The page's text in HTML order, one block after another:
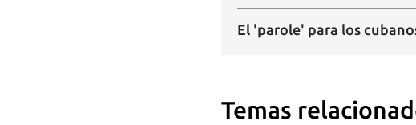
El 'parole' para los
Temas